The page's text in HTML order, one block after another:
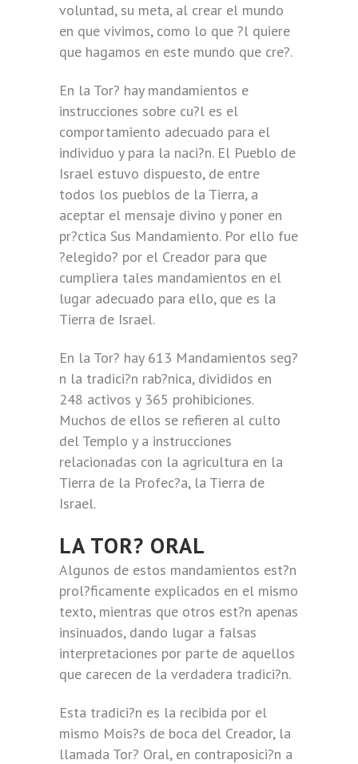
voluntad, su meta, al crear el mundo
en que vivimos, como lo que ?l quiere
que hagamos en este mundo que cre?.
En la Tor? hay mandamientos e
instrucciones sobre cu?l es el
comportamiento adecuado para el
individuo y para la naci?n. El Pueblo de
Israel estuvo dispuesto, de entre
todos los pueblos de la Tierra, a
aceptar el mensaje divino y poner en
pr?ctica Sus Mandamiento. Por ello fue
?elegido? por el Creador para que
cumpliera tales mandamientos en el
lugar adecuado para ello, que es la
Tierra de Israel.
En la Tor? hay 613 Mandamientos seg?
n la tradici?n rab?nica, divididos en
248 activos y 365 prohibiciones.
Muchos de ellos se refieren al culto
del Templo y a instrucciones
relacionadas con la agricultura en la
Tierra de la Profec?a, la Tierra de
Israel.
LA TOR? ORAL
Algunos de estos mandamientos est?n
prol?ficamente explicados en el mismo
texto, mientras que otros est?n apenas
insinuados, dando lugar a falsas
interpretaciones por parte de aquellos
que carecen de la verdadera tradici?n.
Esta tradici?n es la recibida por el
mismo Mois?s de boca del Creador, la
llamada Tor? Oral, en contraposici?n a